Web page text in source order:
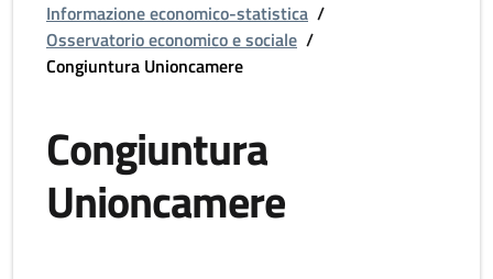
Informazione economico-statistica /
Osservatorio economico e sociale /
Congiuntura Unioncamere
Congiuntura
Unioncamere